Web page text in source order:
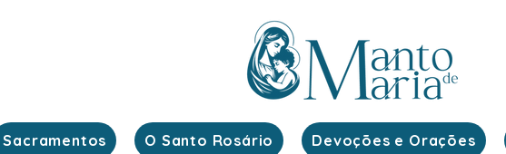
Sacramentos O Santo Rosário Devoções e Orações